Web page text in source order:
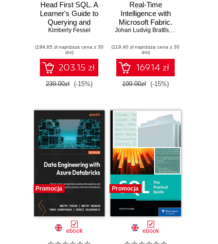
Head First SQL. A
Learner's Guide to
Querying and
Managing Data.
Kimberly Fessel
(194,65 zł najniższa cena z 30
dni)
203.15 zł
239.00zł (-15%)
Real-Time
Intelligence with
Microsoft Fabric.
Empowering Data-
in the Era of AI
Johan Ludvig Brattĺs, Frank Geisler
(119,40 zł najniższa cena z 30
dni)
169.14 zł
199.00zł (-15%)
Promocja
ebook
Promocja
ebook